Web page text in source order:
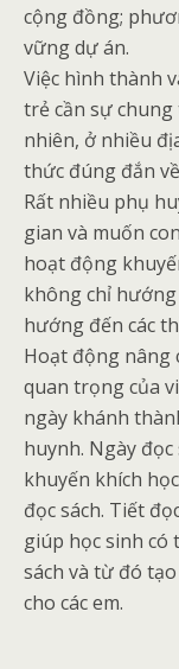
cộng đồng;
vững dự án.
Việc hình thành
trẻ cần sự
nhiên, ở nhiều
thức đúng đắn
Rất nhiều phụ
gian và muốn
hoạt động
không chỉ
hướng đến các
Hoạt động nâng
quan trọng của
ngày khánh
huynh. Ngày
khuyến khích
đọc sách. Tiết
giúp học sinh có
sách và từ đó
cho các em.